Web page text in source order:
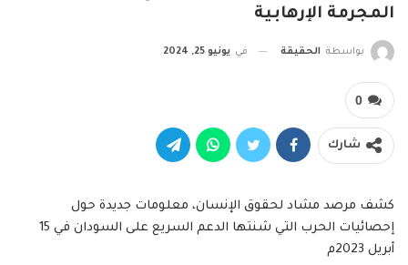
المجرمة الإرهابية
بواسطة الحقيقة في يونيو 25, 2024
0
شارك
كشف مرصد مشاد لحقوق الإنسان، معلومات جديدة حول
إحصائيات الحرب التي شنتها الدعم السريع على السودان في 15
أبريل 2023م